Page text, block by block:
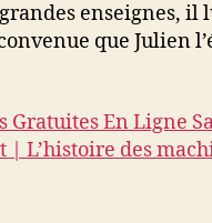
enseignes, il
que Julien
Gratuites En Ligne
| L’histoire des